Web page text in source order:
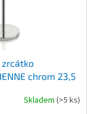
zrcátko
chrom 23,5
Skladem (>5 ks)